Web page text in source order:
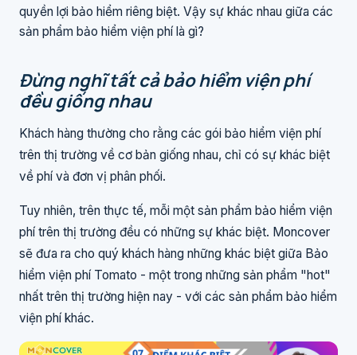
quyền lợi bảo hiểm riêng biệt. Vậy sự khác nhau giữa các
sản phẩm bảo hiểm viện phí là gì?
Đừng nghĩ tất cả bảo hiểm viện phí
đều giống nhau
Khách hàng thường cho rằng các gói bảo hiểm viện phí
trên thị trường về cơ bản giống nhau, chỉ có sự khác biệt
về phí và đơn vị phân phối.
Tuy nhiên, trên thực tế, mỗi một sản phẩm bảo hiểm viện
phí trên thị trường đều có những sự khác biệt. Moncover
sẽ đưa ra cho quý khách hàng những khác biệt giữa Bảo
hiểm viện phí Tomato - một trong những sản phẩm "hot"
nhất trên thị trường hiện nay - với các sản phẩm bảo hiểm
viện phí khác.